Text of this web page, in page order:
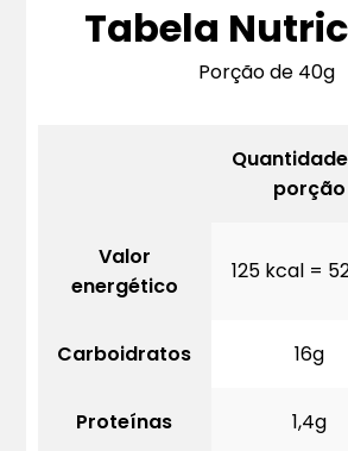
Tabela
Porção de 40g
porção
Valor
energético
125 kcal =
Carboidratos 16g
Proteínas 1,4g